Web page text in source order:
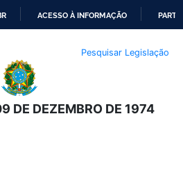
O
CONTEÚDO
ACESSO À INFORMAÇÃO
Pesquisar Legislação
DE DEZEMBRO DE 1974